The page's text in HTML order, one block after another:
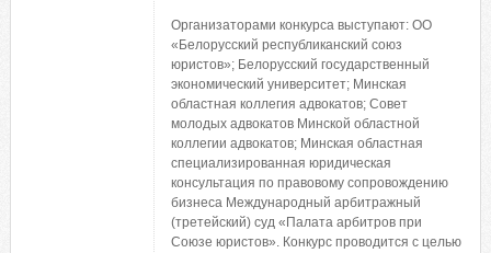
Организаторами конкурса выступают: ОО
«Белорусский республиканский союз
юристов»; Белорусский государственный
экономический университет; Минская
областная коллегия адвокатов; Совет
молодых адвокатов Минской областной
коллегии адвокатов; Минская областная
специализированная юридическая
консультация по правовому сопровождению
бизнеса Международный арбитражный
(третейский) суд «Палата арбитров при
Союзе юристов». Конкурс проводится с целью